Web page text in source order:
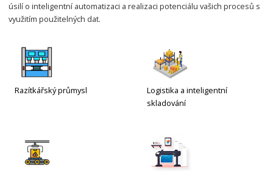
úsilí o inteligentní automatizaci a realizaci potenciálu vašich procesů s
využitím použitelných dat.
Razítkářský průmysl
Logistika a inteligentní
skladování